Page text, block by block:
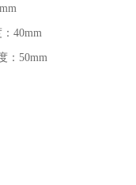
40mm
： 50mm